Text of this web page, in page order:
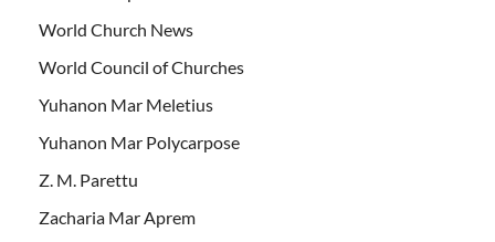
World Church News
World Council of Churches
Yuhanon Mar Meletius
Yuhanon Mar Polycarpose
Z. M. Parettu
Zacharia Mar Aprem